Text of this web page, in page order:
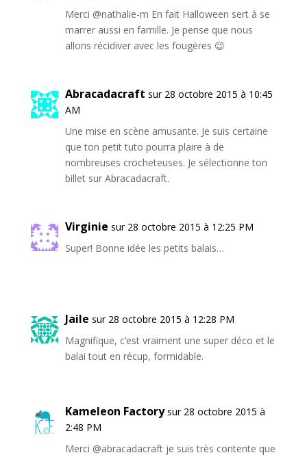
Merci @nathalie-m En fait Halloween sert à se
marrer aussi en famille. Je pense que nous
allons récidiver avec les fougères 😉
Abracadacraft sur 28 octobre 2015 à 10:45
AM
Une mise en scène amusante. Je suis certaine
que ton petit tuto pourra plaire à de
nombreuses crocheteuses. Je sélectionne ton
billet sur Abracadacraft.
Virginie sur 28 octobre 2015 à 12:25 PM
Super! Bonne idée les petits balais…
Jaile sur 28 octobre 2015 à 12:28 PM
Magnifique, c’est vraiment une super déco et le
balai tout en récup, formidable.
Kameleon Factory sur 28 octobre 2015 à
2:48 PM
Merci @abracadacraft je suis très contente que